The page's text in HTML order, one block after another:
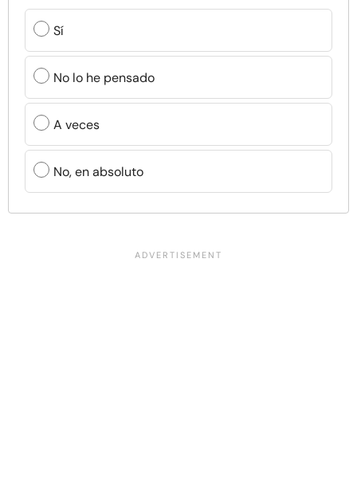
Sí
No lo he pensado
A veces
No, en absoluto